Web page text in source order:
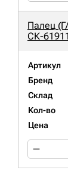
Палец
СК-
Артикул
Бренд
Склад
Кол-во
Цена